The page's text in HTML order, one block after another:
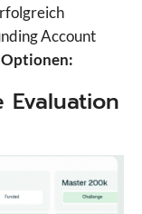
Account
Optionen: